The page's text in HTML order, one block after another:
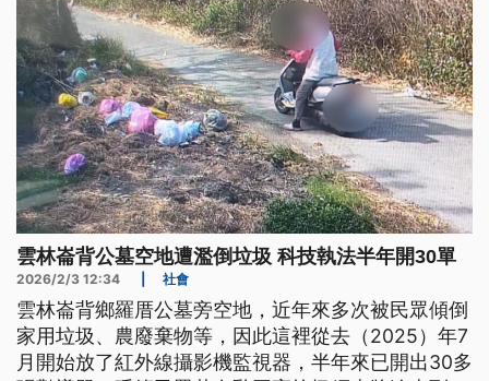
雲林崙背公墓空地遭濫倒垃圾 科技執法半年開30單
2026/2/3 12:34 社會
雲林崙背鄉羅厝公墓旁空地，近年來多次被民眾傾倒
家用垃圾、農廢棄物等，因此這裡從去（2025）年7
月開始放了紅外線攝影機監視器，半年來已開出30多